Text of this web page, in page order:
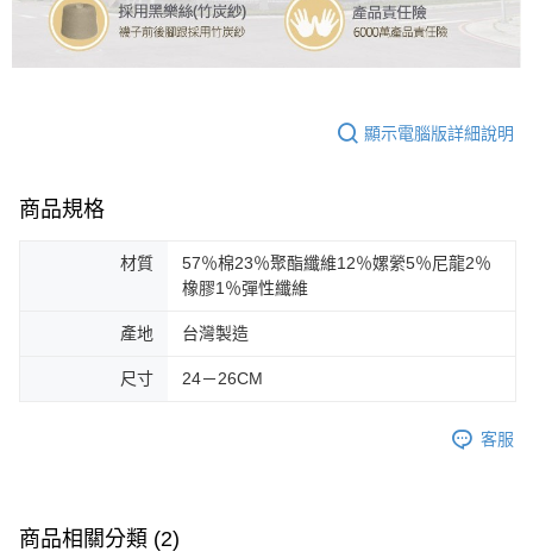
顯示電腦版詳細說明
商品規格
材質
57％棉23％聚酯纖維12％嫘縈5％尼龍2％
橡膠1％彈性纖維
產地 台灣製造
尺寸 24－26CM
客服
商品相關分類 (2)